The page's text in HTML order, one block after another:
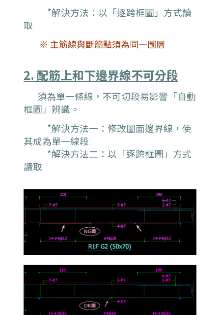
*解決方法： 以「逐跨框圖」方式讀
取
※ 主筋線與斷筋點須為同一圖層
2. 配筋上和下邊界線不可分段
須為單一條線，不可切段易影響 「自動
框圖」辨識。
*解決方法一：修改圖面邊界線，使
其成為單一線段
*解決方法二：以「逐跨框圖」方式
讀取